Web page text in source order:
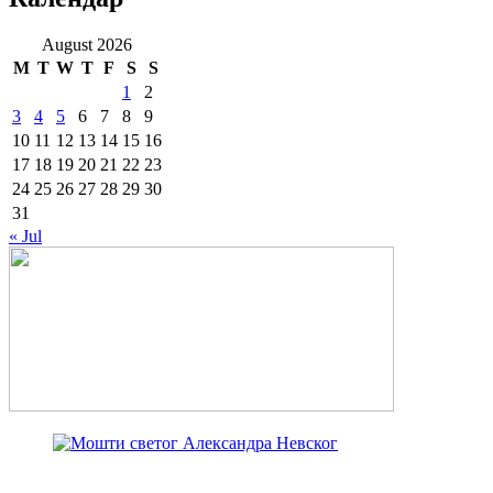
August 2026
M T W T F S
S
1
2
3
4 5 6 7 8
9
10 11 12 13 14 15 16
17 18 19 20 21 22 23
24 25 26 27 28 29 30
31
« Jul